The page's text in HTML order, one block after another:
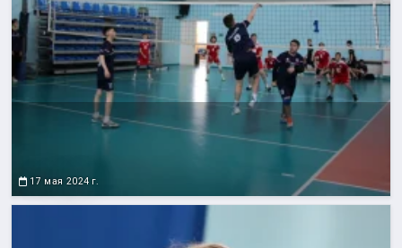
17 мая 2024 г.